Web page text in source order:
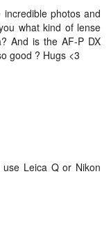
photos and
what kind of lense
And is the AF-P DX
good ? Hugs <3
Leica Q or Nikon